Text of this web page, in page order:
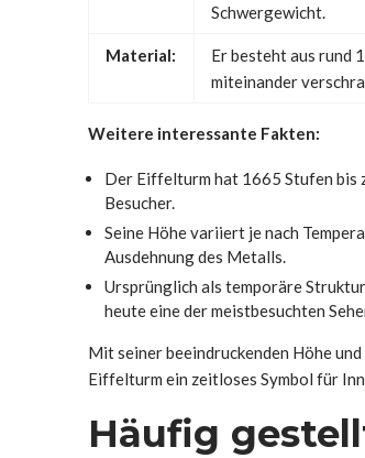
Schwergewicht.
Material:
Er besteht aus rund
miteinander
Weitere interessante Fakten:
Der Eiffelturm hat 1665 Stufen bis
Besucher.
Seine Höhe variiert je nach
Ausdehnung des Metalls.
Ursprünglich als temporäre
heute eine der meistbesuchten
Mit seiner beeindruckenden Höhe
Eiffelturm ein zeitloses Symbol für
Häufig